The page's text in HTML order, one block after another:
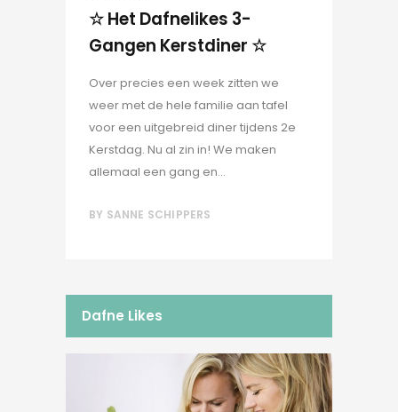
☆ Het Dafnelikes 3-
Gangen Kerstdiner ☆
Over precies een week zitten we
weer met de hele familie aan tafel
voor een uitgebreid diner tijdens 2e
Kerstdag. Nu al zin in! We maken
allemaal een gang en...
BY SANNE SCHIPPERS
Dafne Likes